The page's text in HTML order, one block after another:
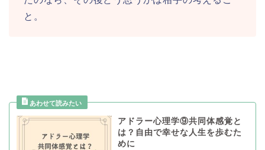
と。
アドラー心理学⑨共同体感覚と
は？自由で幸せな人生を歩むた
めに